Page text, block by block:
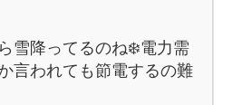
雪降ってるのね❄️電力需
言われても節電するの難